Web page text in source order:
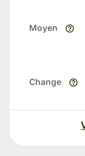
Moyen
Change